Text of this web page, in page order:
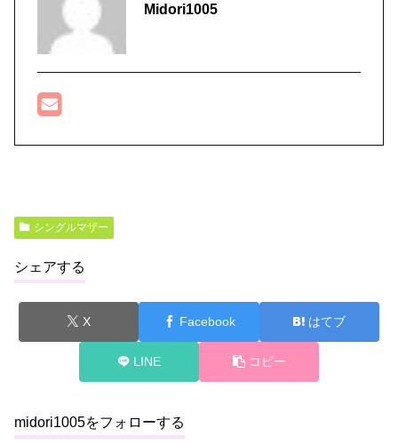
Midori1005
シングルマザー
シェアする
X Facebook はてブ
LINE コピー
midori1005をフォローする